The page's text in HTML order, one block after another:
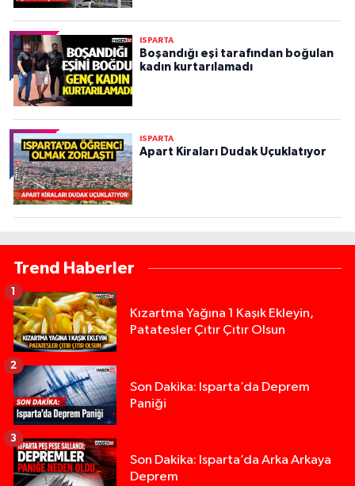
ISPARTA
Boşandığı eşi tarafından boğulan
kadın kurtarılamadı
ISPARTA
Apart Kiraları Dudak Uçuklatıyor
Trend Haberler
Kızartma Yağına 1 Kaşık Ekleyin,
Patatesler Çıtır Çıtır Olsun
1
Son Dakika: Isparta’da Deprem
Paniği
2
Son Dakika: Isparta’da Arka Arkaya
Deprem
3